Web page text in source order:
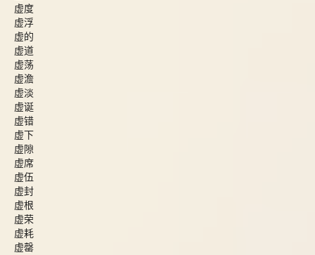
虚度
虚浮
虚的
虚道
虚荡
虚澹
虚淡
虚诞
虚错
虚下
虚隙
虚席
虚伍
虚封
虚根
虚荣
虚耗
虚罄